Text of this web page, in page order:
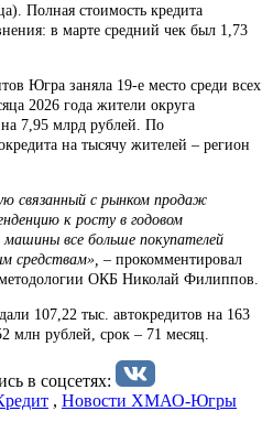
Полная стоимость кредита
в марте средний чек был 1,73
Югра заняла 19-е место среди всех
2026 года жители округа
7,95 млрд рублей. По
на тысячу жителей – регион
связанный с рынком продаж
к росту в годовом
все больше покупателей
средствам», – прокомментировал
ОКБ Николай Филиппов.
107,22 тыс. автокредитов на 163
млн рублей, срок – 71 месяц.
в соцсетях:
, Новости ХМАО-Югры